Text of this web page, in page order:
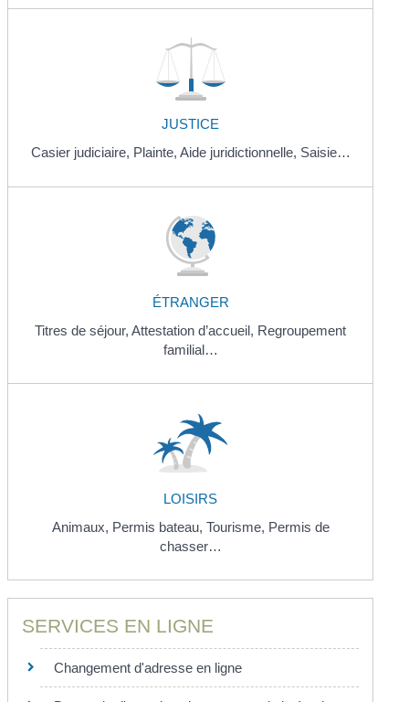
JUSTICE
Casier judiciaire, Plainte, Aide juridictionnelle, Saisie…
ÉTRANGER
Titres de séjour, Attestation d’accueil, Regroupement
familial…
LOISIRS
Animaux, Permis bateau, Tourisme, Permis de
chasser…
SERVICES EN LIGNE
Changement d'adresse en ligne